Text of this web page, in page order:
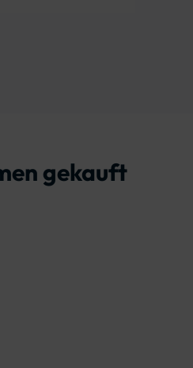
gekauft